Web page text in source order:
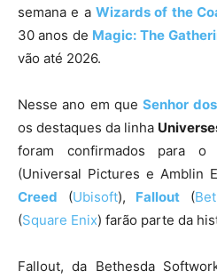
semana e a Wizards of the
30 anos de Magic: The
vão até 2026.
Nesse ano em queSenhor
os destaques da linha
foram confirmados para
(Universal Pictures e Amblin
Creed (Ubisoft), Fallout (
(Square Enix) farão parte da
Fallout, da Bethesda